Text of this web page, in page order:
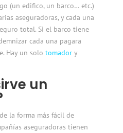
(un edifico, un barco… etc.)
aseguradoras, y cada una
total. Si el barco tiene
cada una pagara
Hay un solo tomadory
un
la forma más fácil de
aseguradoras tienen